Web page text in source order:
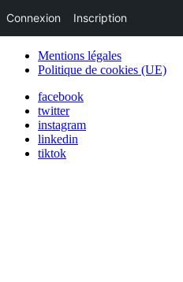
Mentions légales
Politique de cookies (UE)
facebook
twitter
instagram
linkedin
tiktok
Connexion Inscription